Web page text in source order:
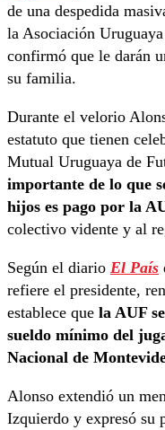
de una despedida
la Asociación
confirmó que le darán
su familia.
Durante el velorio
estatuto que tienen
Mutual Uruguaya de
importante de lo que
hijos es pago por la
colectivo vidente y al
Según el diario El País
refiere el presidente,
establece que la AUF
sueldo mínimo del
Nacional de
Alonso extendió un
Izquierdo y expresó su